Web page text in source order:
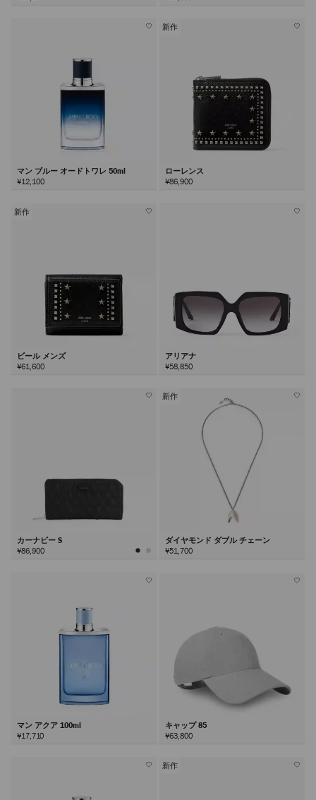
マン ブルー オードトワレ 50ml
¥12,100
新作
ローレンス
¥86,900
新作
ビール メンズ
¥61,600
アリアナ
¥58,850
カーナビー S
¥86,900
新作
ダイヤモンド ダブル チェーン
¥51,700
マン アクア 100ml
¥17,710
キャップ 85
¥63,800
新作